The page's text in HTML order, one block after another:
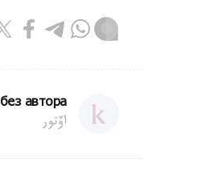
без автора
اۆتور